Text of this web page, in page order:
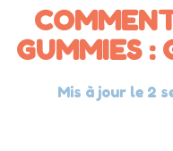
GUMMIES :
Mis à jour le 2